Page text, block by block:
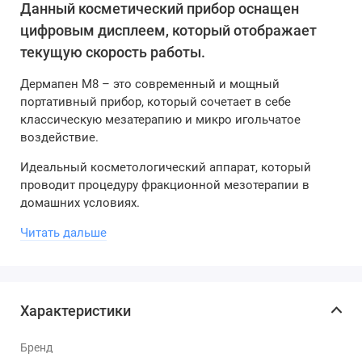
Данный косметический прибор оснащен
цифровым дисплеем, который отображает
текущую скорость работы.
Дермапен М8 – это современный и мощный
портативный прибор, который сочетает в себе
классическую мезатерапию и микро игольчатое
воздействие.
Идеальный косметологический аппарат, который
проводит процедуру фракционной мезотерапии в
домашних условиях.
Аппарат способен:
декольте и шеи.
Дермапен М8
Читать дальше
Характеристики
Бренд